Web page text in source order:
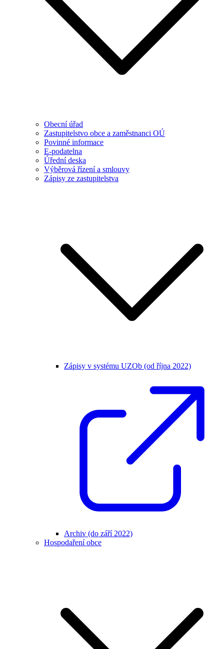
Obecní úřad
Zastupitelstvo obce a zaměstnanci OÚ
Povinné informace
E-podatelna
Úřední deska
Výběrová řízení a smlouvy
Zápisy ze zastupitelstva
Zápisy v systému UZOb (od října 2022)
Archiv (do září 2022)
Hospodaření obce